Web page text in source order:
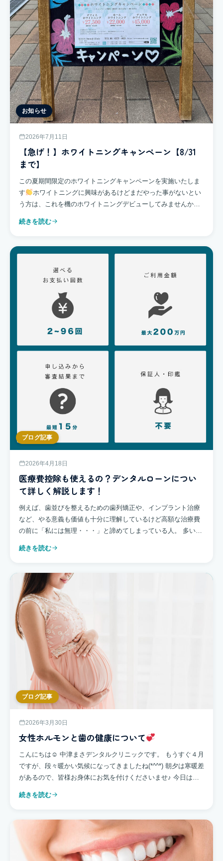
お知らせ
2026年7月11日
【急げ！】ホワイトニングキャンペーン【8/31
まで】
この夏期間限定のホワイトニングキャンペーンを実施いたしま
す
ホワイトニングに興味があるけどまだやった事がないとい
う方は、これを機のホワイトニングデビューしてみませんか？
続きを読む
ブログ記事
2026年4月18日
医療費控除も使えるの？デンタルローンについ
て詳しく解説します！
例えば、歯並びを整えるための歯列矯正や、インプラント治療
など、やる意義も価値も十分に理解しているけど高額な治療費
の前に「私には無理・・・」と諦めてしまっている人。 多いと
続きを読む
ブログ記事
2026年3月30日
女性ホルモンと歯の健康について
こんにちは☺ 中津まさデンタルクリニックです。 もうすぐ４月
ですが、段々暖かい気候になってきましたね(*^^*) 朝夕は寒暖差
があるので、皆様お身体にお気を付けくださいませ♪ 今日は女
続きを読む